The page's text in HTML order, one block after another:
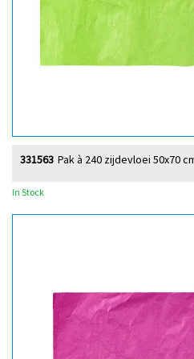
Pak à 240 zijdevloei 50x70
331563
In Stock